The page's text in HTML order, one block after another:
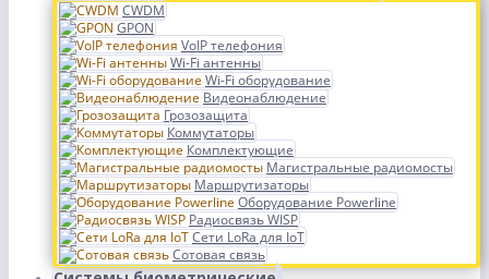
CWDM
GPON
VoIP телефония
Wi-Fi антенны
Wi-Fi оборудование
Видеонаблюдение
Грозозащита
Коммутаторы
Комплектующие
Магистральные радиомосты
Маршрутизаторы
Оборудование Powerline
Радиосвязь WISP
Сети LoRa для IoT
Сотовая связь